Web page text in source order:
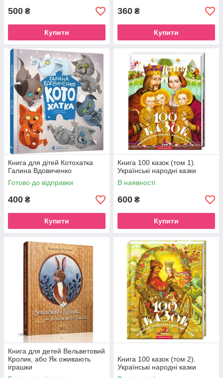
500 ₴
Купити
360 ₴
Купити
Книга для дітей Котохатка
Галина Вдовиченко
Готово до відправки
400 ₴
Купити
Книга 100 казок (том 1).
Українські народні казки
В наявності
600 ₴
Купити
Книга для детей Вельветовий
Кролик, або Як оживають
іграшки
Книга 100 казок (том 2).
Українські народні казки